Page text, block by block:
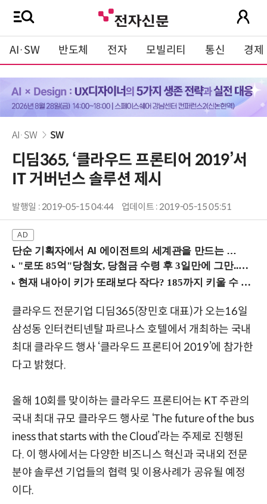
AI·SW 반도체 전자 모빌리티 통신 경제
AI·SW SW
디딤365, ‘클라우드 프론티어 2019’서
IT 거버넌스 솔루션 제시
발행일 : 2019-05-15 04:44 업데이트 : 2019-05-15 05:51
단순 기획자에서 AI 에이전트의 세계관을 만드는 지식 설계자로.. (8/20 강남역)
클라우드 전문기업 디딤365(장민호 대표)가 오는16일
삼성동 인터컨티넨탈 파르나스 호텔에서 개최하는 국내
최대 클라우드 행사 ‘클라우드 프론티어 2019’에 참가한
다고 밝혔다.
올해 10회를 맞이하는 클라우드 프론티어는 KT 주관의
국내 최대 규모 클라우드 행사로 ‘The future of the bus
iness that starts with the Cloud’라는 주제로 진행된
다. 이 행사에서는 다양한 비즈니스 혁신과 국내외 전문
분야 솔루션 기업들의 협력 및 이용사례가 공유될 예정
이다.